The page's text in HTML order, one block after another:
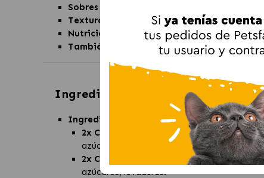
Sobres individuales:
Textura en salsa:
altamente palatable y fácil
Nutrición equilibrada:aporta proteínas y
También disponible en pack de pescados
Ingredientes de Gourmet Mon
Ingredientes:
2x Con Buey:
Carnes y subproductos
azúcares, levaduras.
2x Con Ternera:
Carnes y subproductos
azúcares, levaduras.